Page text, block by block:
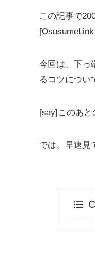
この記事で
今回は、下っ
るコツについ
[say]このあ
では、早速見